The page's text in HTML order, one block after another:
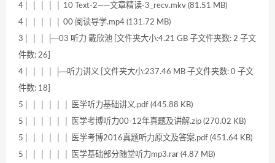
4│ │ │ │ │ 10 Text-2——文章精读-3_recv.mkv (81.51 MB)
4│ │ │ │ │ 00 阅读导学.mp4 (131.72 MB)
3│ │ │ ├─03 听力 戴欣池 [文件夹大小:4.21 GB 子文件夹数: 2 子文
件数: 26]
4│ │ │ │ ├─听力讲义 [文件夹大小:237.46 MB 子文件夹数: 0 子文
件数: 18]
5│ │ │ │ │ │ 医学听力基础讲义.pdf (445.88 KB)
5│ │ │ │ │ │ 医学考博听力00-12年真题及讲解.zip (270.02 KB)
5│ │ │ │ │ │ 医学考博2016真题听力原文及答案.pdf (451.64 KB)
5│ │ │ │ │ │ 医学基础部分随堂听力mp3.rar (4.87 MB)